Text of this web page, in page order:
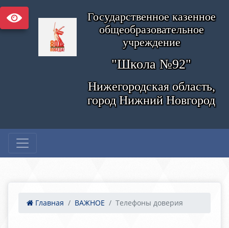
Государственное казенное
общеобразовательное
учреждение
"Школа №92"
Нижегородская область,
город Нижний Новгород
Главная ВАЖНОЕ Телефоны доверия